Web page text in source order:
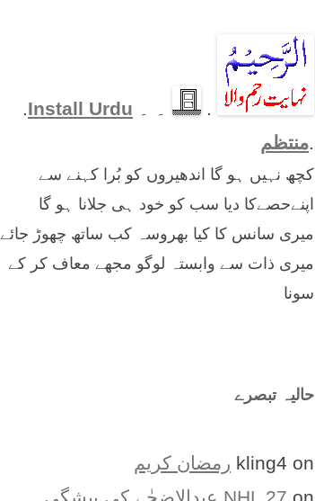
. ۔ ۔ Install Urdu
.
.منتظم
کچھ نہیں ہو گا اندھیروں کو بُرا کہنے سے
اپنےحصےکا دیا سب کو خود ہی جلانا ہو گا
میری سانس کا کیا بھروسہ کب ساتھ چھوڑ جائے
میری ذات سے وابستہ لوگو مجھے معاف کر کے
سونا
حالیہ تبصرے
kling4 on
رمضان کریم